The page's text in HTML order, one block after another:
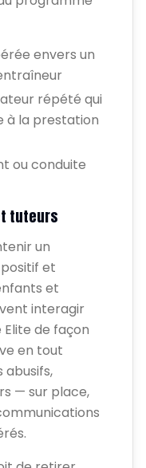
envers un
répété qui
à la prestation
ou conduite
tuteurs
un
et
et
interagir
de façon
en tout
— sur place,